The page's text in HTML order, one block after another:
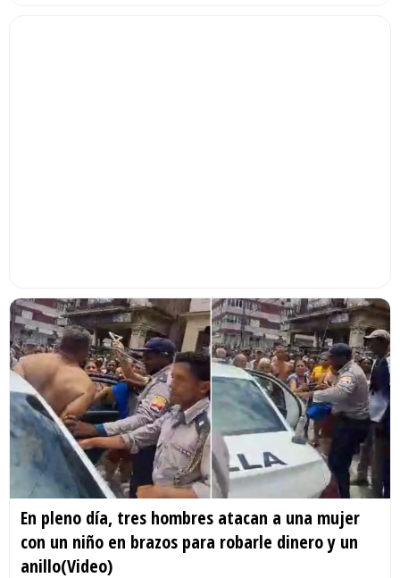
En pleno día, tres hombres atacan a una mujer
con un niño en brazos para robarle dinero y un
anillo(Video)